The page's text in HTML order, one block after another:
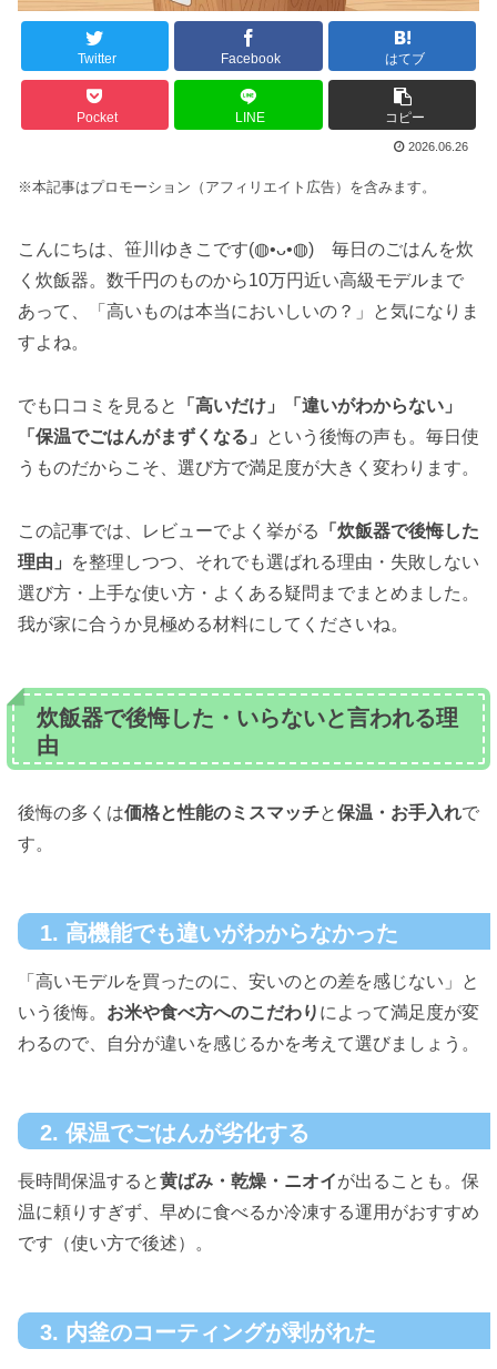
Twitter Facebook はてブ
Pocket LINE コピー
2026.06.26
※本記事はプロモーション（アフィリエイト広告）を含みます。
こんにちは、笹川ゆきこです(◍•ᴗ•◍) 毎日のごはんを炊
く炊飯器。数千円のものから10万円近い高級モデルまで
あって、「高いものは本当においしいの？」と気になりま
すよね。
でも口コミを見ると
「高いだけ」「違いがわからない」
「保温でごはんがまずくなる」
という後悔の声も。毎日使
うものだからこそ、選び方で満足度が大きく変わります。
この記事では、レビューでよく挙がる
「炊飯器で後悔した
理由」
を整理しつつ、それでも選ばれる理由・失敗しない
選び方・上手な使い方・よくある疑問までまとめました。
我が家に合うか見極める材料にしてくださいね。
炊飯器で後悔した・いらないと言われる理
由
後悔の多くは価格と性能のミスマッチと保温・お手入れで
す。
1. 高機能でも違いがわからなかった
「高いモデルを買ったのに、安いのとの差を感じない」と
いう後悔。 お米や食べ方へのこだわり によって満足度が変
わるので、自分が違いを感じるかを考えて選びましょう。
2. 保温でごはんが劣化する
長時間保温すると黄ばみ・乾燥・ニオイが出ることも。保
温に頼りすぎず、早めに食べるか冷凍する運用がおすすめ
です（使い方で後述）。
3. 内釜のコーティングが剥がれた